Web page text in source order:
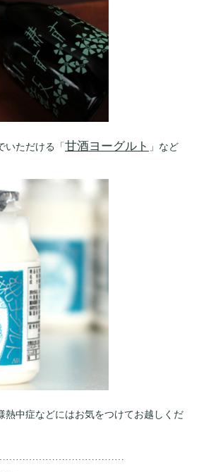
いただける「 甘酒ヨーグルト 」など
熱中症などにはお気をつけてお越しくだ